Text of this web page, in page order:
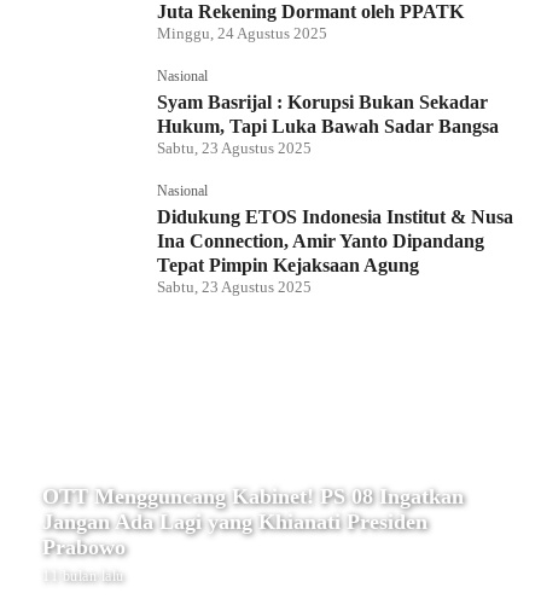
Juta Rekening Dormant oleh PPATK
Minggu, 24 Agustus 2025
Nasional
Syam Basrijal : Korupsi Bukan Sekadar
Hukum, Tapi Luka Bawah Sadar Bangsa
Sabtu, 23 Agustus 2025
Nasional
Didukung ETOS Indonesia Institut & Nusa
Ina Connection, Amir Yanto Dipandang
Tepat Pimpin Kejaksaan Agung
Sabtu, 23 Agustus 2025
OTT Mengguncang Kabinet! PS 08 Ingatkan
Jangan Ada Lagi yang Khianati Presiden
Prabowo
11 bulan lalu